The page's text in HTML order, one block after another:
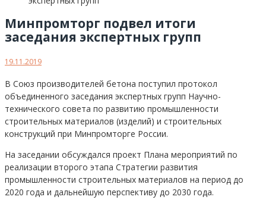
Минпромторг подвел итоги
заседания экспертных групп
19.11.2019
В Союз производителей бетона поступил протокол
объединенного заседания экспертных групп Научно-
технического совета по развитию промышленности
строительных материалов (изделий) и строительных
конструкций при Минпромторге России.
На заседании обсуждался проект Плана мероприятий по
реализации второго этапа Стратегии развития
промышленности строительных материалов на период до
2020 года и дальнейшую перспективу до 2030 года.